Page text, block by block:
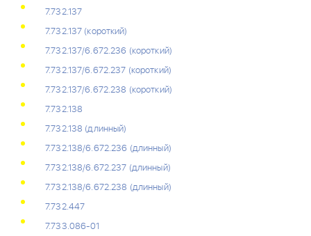
7.732.137
7.732.137 (короткий)
7.732.137/6.672.236 (короткий)
7.732.137/6.672.237 (короткий)
7.732.137/6.672.238 (короткий)
7.732.138
7.732.138 (длинный)
7.732.138/6.672.236 (длинный)
7.732.138/6.672.237 (длинный)
7.732.138/6.672.238 (длинный)
7.732.447
7.733.086-01